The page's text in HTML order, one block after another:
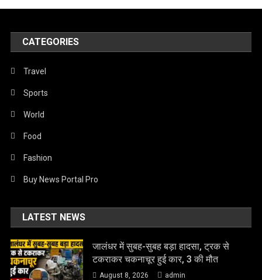
CATEGORIES
Travel
Sports
World
Food
Fashion
Buy News Portal Pro
LATEST NEWS
जालंधर में सुबह-सुबह बड़ा हादसा, ट्रक से
टकराकर चकनाचूर हुई कार, 3 की मौत
August 8, 2026 admin